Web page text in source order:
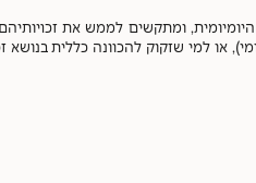
ומתקשים לממש את זכויותיהם
למי שזקוק להכוונה כללית בנושא